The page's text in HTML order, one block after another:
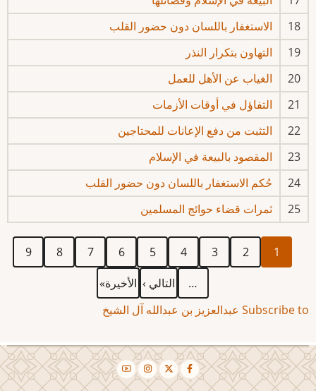
18
الاستغفار باللسان دون حضور القلب
19
التهاون بتكرار النذر
20
الغياب عن الأهل للعمل
21
التفاؤل في أوقات الأزمات
22
التثبت من دفع الإعانات للمحتاجين
23
المقصود بالبيعة في الإسلام
24
حُكم الاستغفار باللسان دون حضور القلب
25
ثمرات قضاء حوائج المسلمين
Pagination
Current
page
1 الصفحة
2 الصفحة
3 الصفحة
4 الصفحة
5 الصفحة
6 الصفحة
7 الصفحة
8 الصفحة
9
…
Next
page
التالي › Last
page
الأخيرة»
Subscribe to عبدالعزيز بن عبدالله آل الشيخ